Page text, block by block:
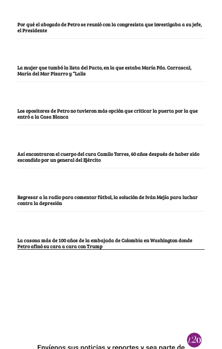
Por qué el abogado de Petro se reunió con la congresista que investigaba a su jefe,
el Presidente
La mujer que tumbó la lista del Pacto, en la que estaba María Fda. Carrascal,
María del Mar Pizarro y “Lalis
Los opositores de Petro no tuvieron más opción que criticar la puerta por la que
entró a la Casa Blanca
Así encontraron el cuerpo del cura Camilo Torres, 60 años después de haber sido
escondido por un general del Ejército
Regresar a la radio para comentar fútbol, la solución de Iván Mejía para luchar
contra la depresión
La casona más de 100 años de la embajada de Colombia en Washington donde
Petro afinó su cara a cara con Trump